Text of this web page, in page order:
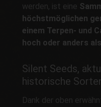
werden, ist eine
höchstmöglichen
einem Terpen- und
hoch oder anders
Silent Seeds,
historische
Dank der oben